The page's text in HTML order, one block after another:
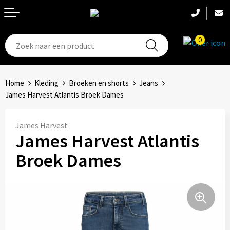
0
T-Shirts
Broeken en shorts
Schoenen
Badtextiel
Hoeden
Hoofdbanden
Sets
Bandanas
Aanstekers
Anti-stress
Elektronica, Gadgets en USB
Feestartikelen
Huis, Tuin en Keuken
Home Kleding Broeken en shorts
Jeans
James Harvest Atlantis Broek Dames
James Harvest
James Harvest Atlantis
Broek Dames